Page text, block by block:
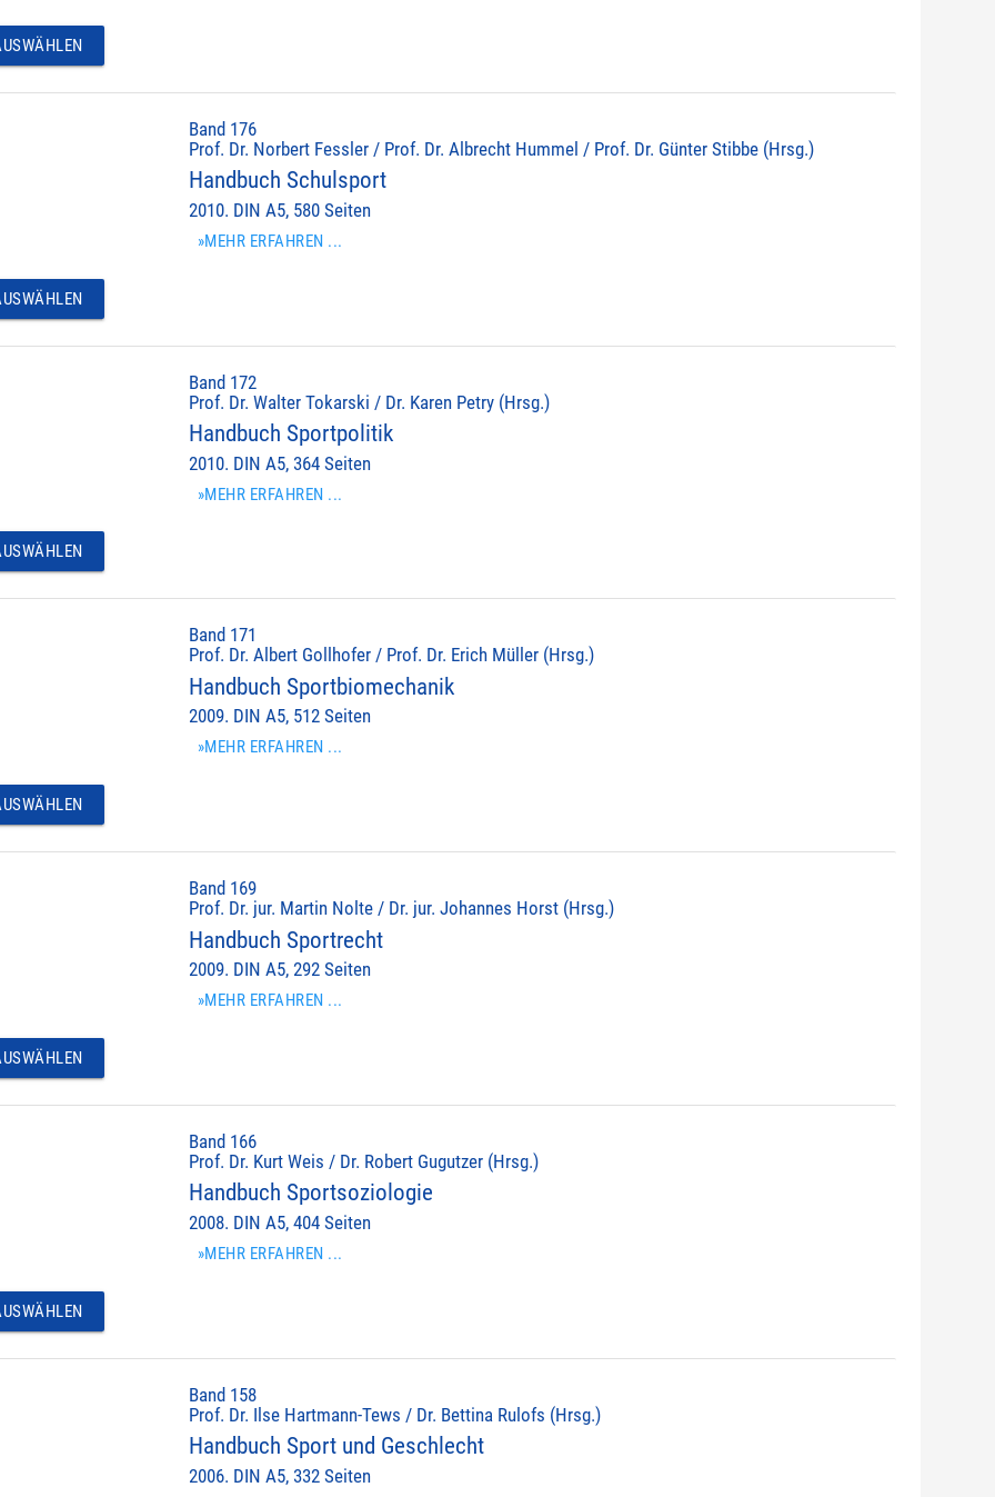
Band 176
Prof. Dr. Norbert Fessler / Prof. Dr. Albrecht Hummel / Prof. Dr. Günter Stibbe (Hrsg.)
Handbuch Schulsport
2010. DIN A5, 580 Seiten
»MEHR ERFAHREN ...
Band 172
Prof. Dr. Walter Tokarski / Dr. Karen Petry (Hrsg.)
Handbuch Sportpolitik
2010. DIN A5, 364 Seiten
»MEHR ERFAHREN ...
Band 171
Prof. Dr. Albert Gollhofer / Prof. Dr. Erich Müller (Hrsg.)
Handbuch Sportbiomechanik
2009. DIN A5, 512 Seiten
»MEHR ERFAHREN ...
Band 169
Prof. Dr. jur. Martin Nolte / Dr. jur. Johannes Horst (Hrsg.)
Handbuch Sportrecht
2009. DIN A5, 292 Seiten
»MEHR ERFAHREN ...
Band 166
Prof. Dr. Kurt Weis / Dr. Robert Gugutzer (Hrsg.)
Handbuch Sportsoziologie
2008. DIN A5, 404 Seiten
»MEHR ERFAHREN ...
Band 158
Prof. Dr. Ilse Hartmann-Tews / Dr. Bettina Rulofs (Hrsg.)
Handbuch Sport und Geschlecht
2006. DIN A5, 332 Seiten